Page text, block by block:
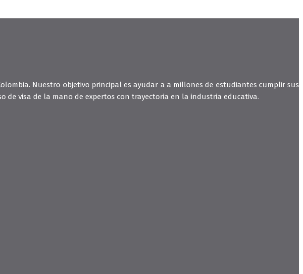
Nuestro objetivo principal es ayudar a a millones de estudiantes cumplir sus
visa de la mano de expertos con trayectoria en la industria educativa.